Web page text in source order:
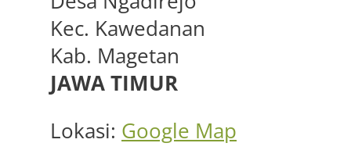
Kec. Kawedanan
Kab. Magetan
JAWA TIMUR
Lokasi: Google Map